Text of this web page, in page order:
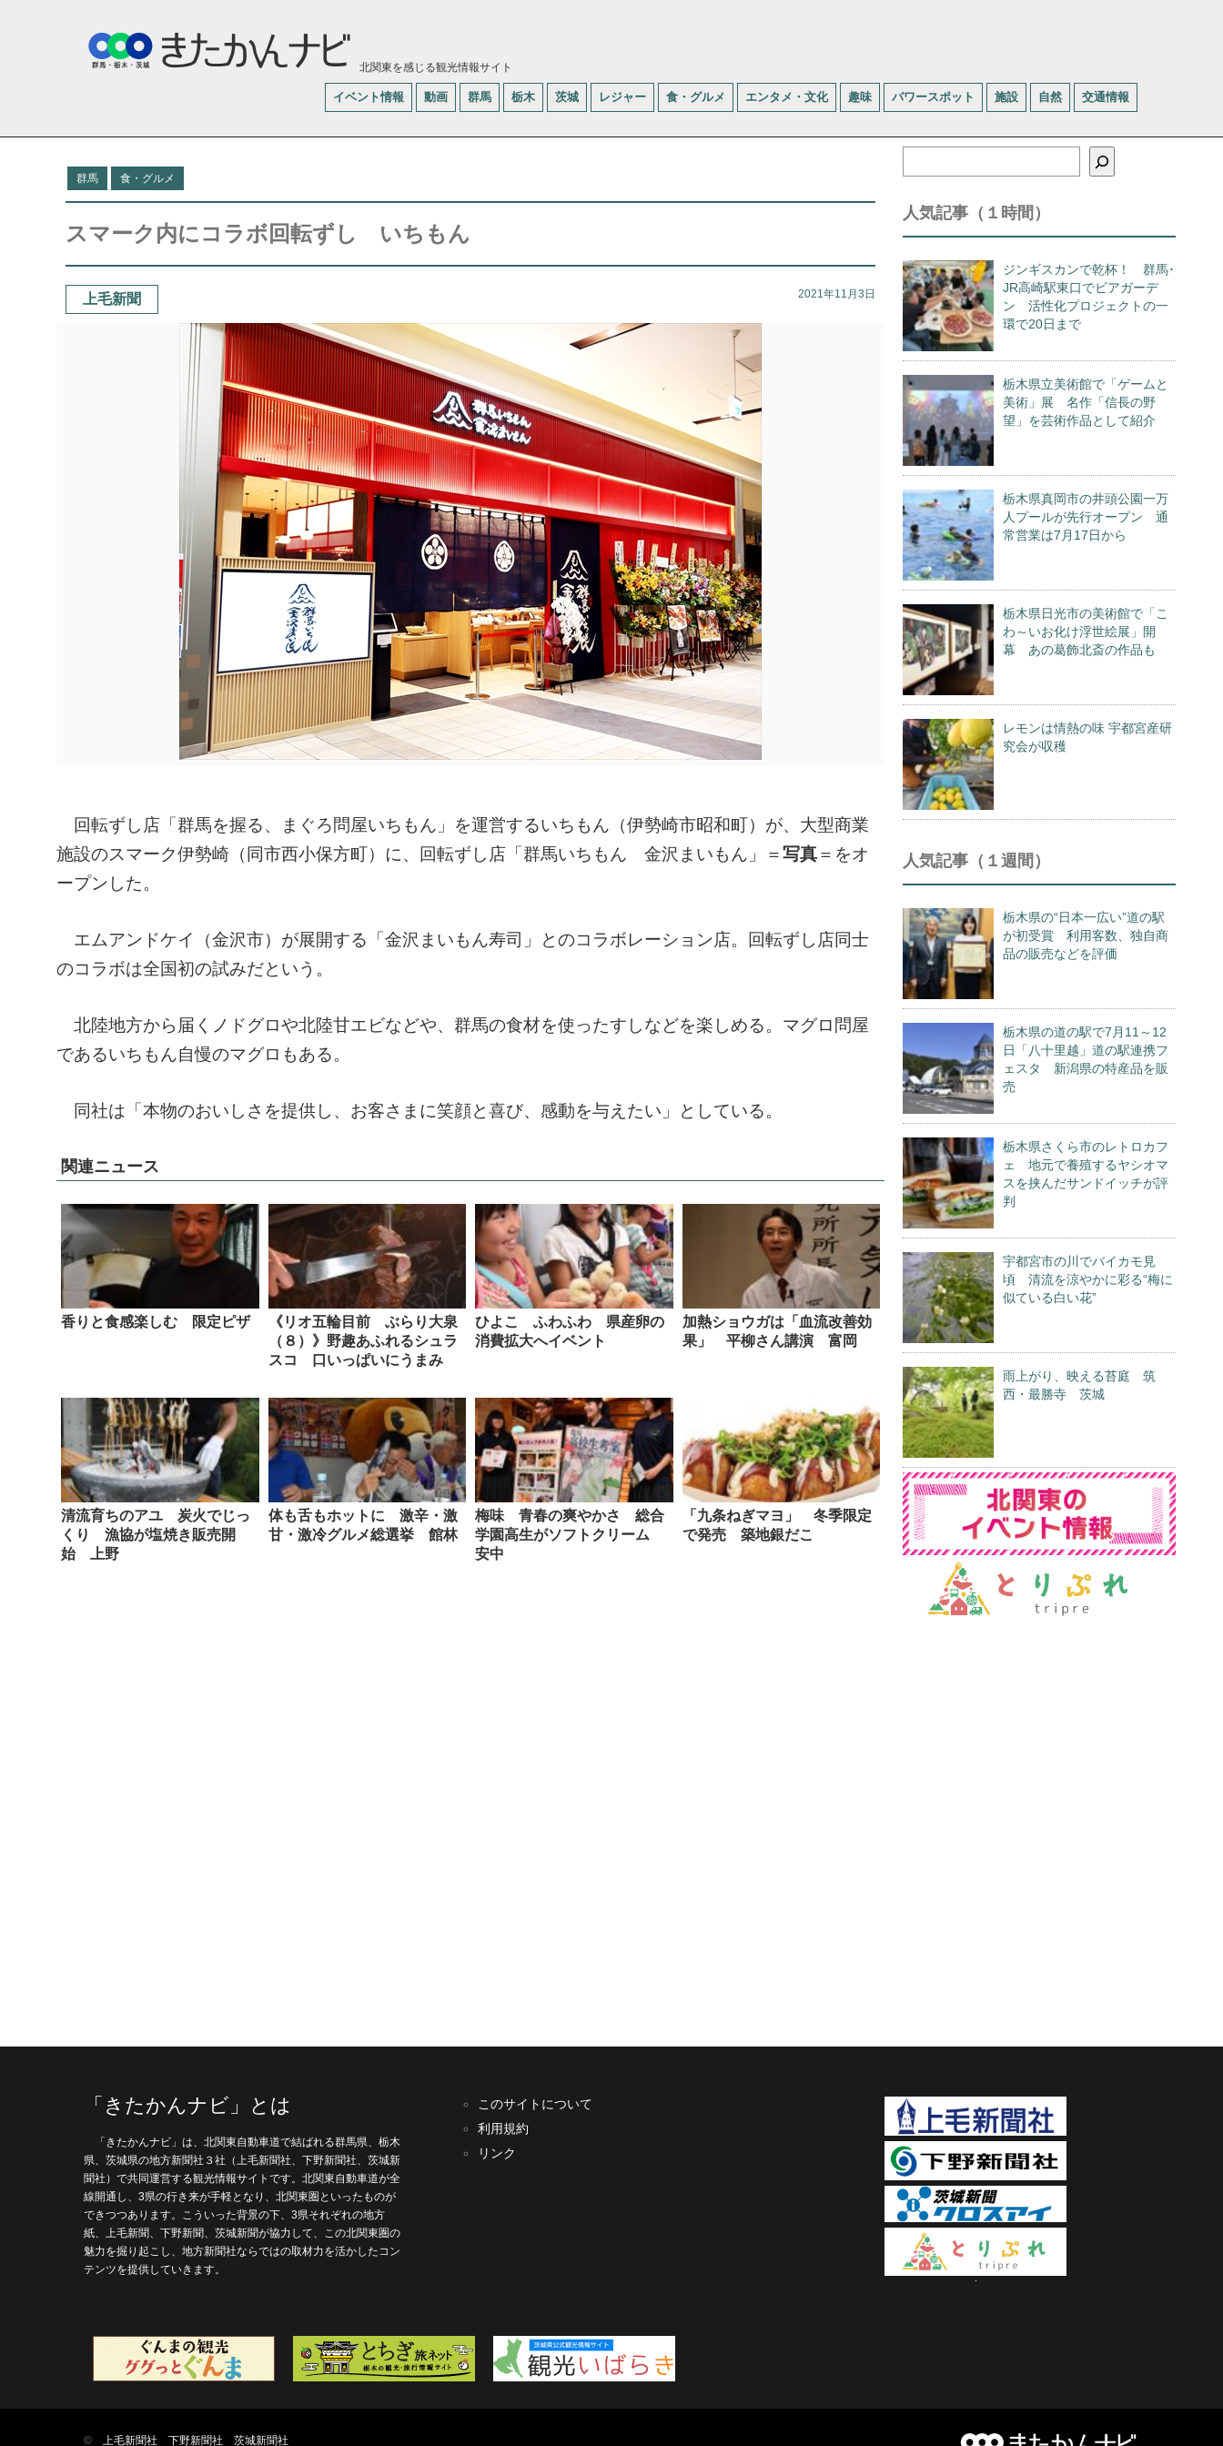
北関東を感じる観光情報サイト
イベント情報 動画 群馬 栃木 茨城 レジャー 食・グルメ エンタメ・文化 趣味 パワースポット 施設 自然 交通情報
群馬 食・グルメ
スマーク内にコラボ回転ずし いちもん
上毛新聞 2021年11月3日
回転ずし店「群馬を握る、まぐろ問屋いちもん」を運営するいちもん（伊勢崎市昭和町）が、大型商業
施設のスマーク伊勢崎（同市西小保方町）に、回転ずし店「群馬いちもん 金沢まいもん」＝写真＝をオ
ープンした。
エムアンドケイ（金沢市）が展開する「金沢まいもん寿司」とのコラボレーション店。回転ずし店同士
のコラボは全国初の試みだという。
北陸地方から届くノドグロや北陸甘エビなどや、群馬の食材を使ったすしなどを楽しめる。マグロ問屋
であるいちもん自慢のマグロもある。
同社は「本物のおいしさを提供し、お客さまに笑顔と喜び、感動を与えたい」としている。
関連ニュース
香りと食感楽しむ 限定ピザ
《リオ五輪目前 ぶらり大泉
（８）》野趣あふれるシュラ
スコ 口いっぱいにうまみ
ひよこ ふわふわ 県産卵の
消費拡大へイベント
加熱ショウガは「血流改善効
果」 平柳さん講演 富岡
清流育ちのアユ 炭火でじっ
くり 漁協が塩焼き販売開
始 上野
体も舌もホットに 激辛・激
甘・激冷グルメ総選挙 館林
梅味 青春の爽やかさ 総合
学園高生がソフトクリーム
安中
「九条ねぎマヨ」 冬季限定
で発売 築地銀だこ
索
人気記事（１時間）
ジンギスカンで乾杯！ 群馬･
JR高崎駅東口でビアガーデ
ン 活性化プロジェクトの一
環で20日まで
栃木県立美術館で「ゲームと
美術」展 名作「信長の野
望」を芸術作品として紹介
栃木県真岡市の井頭公園一万
人プールが先行オープン 通
常営業は7月17日から
栃木県日光市の美術館で「こ
わ～いお化け浮世絵展」開
幕 あの葛飾北斎の作品も
レモンは情熱の味 宇都宮産研
究会が収穫
人気記事（１週間）
栃木県の“日本一広い”道の駅
が初受賞 利用客数、独自商
品の販売などを評価
栃木県の道の駅で7月11～12
日「八十里越」道の駅連携フ
ェスタ 新潟県の特産品を販
売
栃木県さくら市のレトロカフ
ェ 地元で養殖するヤシオマ
スを挟んだサンドイッチが評
判
宇都宮市の川でバイカモ見
頃 清流を涼やかに彩る“梅に
似ている白い花”
雨上がり、映える苔庭 筑
西・最勝寺 茨城
「きたかんナビ」とは
「きたかんナビ」は、北関東自動車道で結ばれる群馬県、栃木
県、茨城県の地方新聞社３社（上毛新聞社、下野新聞社、茨城新
聞社）で共同運営する観光情報サイトです。北関東自動車道が全
線開通し、3県の行き来が手軽となり、北関東圏といったものが
できつつあります。こういった背景の下、3県それぞれの地方
紙、上毛新聞、下野新聞、茨城新聞が協力して、この北関東圏の
魅力を掘り起こし、地方新聞社ならではの取材力を活かしたコン
テンツを提供していきます。
このサイトについて
利用規約
リンク
© 上毛新聞社 下野新聞社 茨城新聞社